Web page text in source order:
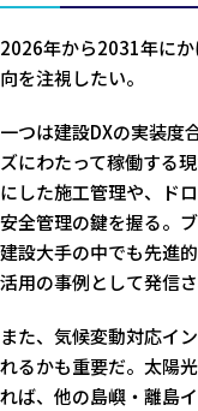
2026年から2031年に
向を注視したい。
一つは建設DXの実装度
ズにわたって稼働する
にした施工管理や、ド
安全管理の鍵を握る。
建設大手の中でも先進
活用の事例として発信
また、気候変動対応イ
れるかも重要だ。太陽
れば、他の島嶼・離島